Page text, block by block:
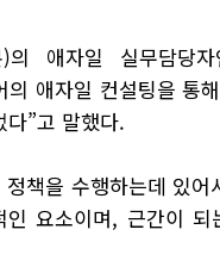
애자일 실무담당
애자일 컨설팅을 통
”고 말했다.
책을 수행하는데 있
요소이며, 근간이